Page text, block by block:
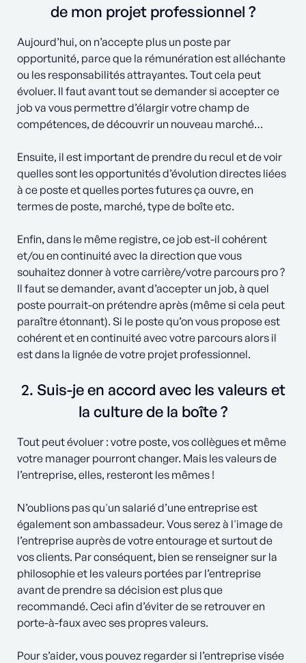
de mon projet professionnel ?
Aujourd’hui, on n’accepte plus un poste par
opportunité, parce que la rémunération est alléchante
ou les responsabilités attrayantes. Tout cela peut
évoluer. Il faut avant tout se demander si accepter ce
job va vous permettre d’élargir votre champ de
compétences, de découvrir un nouveau marché…
Ensuite, il est important de prendre du recul et de voir
quelles sont les opportunités d’évolution directes liées
à ce poste et quelles portes futures ça ouvre, en
termes de poste, marché, type de boîte etc.
Enfin, dans le même registre, ce job est-il cohérent
et/ou en continuité avec la direction que vous
souhaitez donner à votre carrière/votre parcours pro ?
Il faut se demander, avant d’accepter un job, à quel
poste pourrait-on prétendre après (même si cela peut
paraître étonnant). Si le poste qu’on vous propose est
cohérent et en continuité avec votre parcours alors il
est dans la lignée de votre projet professionnel.
2. Suis-je en accord avec les valeurs et
la culture de la boîte ?
Tout peut évoluer : votre poste, vos collègues et même
votre manager pourront changer. Mais les valeurs de
l’entreprise, elles, resteront les mêmes !
N’oublions pas qu'un salarié d’une entreprise est
également son ambassadeur. Vous serez à l'image de
l’entreprise auprès de votre entourage et surtout de
vos clients. Par conséquent, bien se renseigner sur la
philosophie et les valeurs portées par l’entreprise
avant de prendre sa décision est plus que
recommandé. Ceci afin d’éviter de se retrouver en
porte-à-faux avec ses propres valeurs.
Pour s’aider, vous pouvez regarder si l’entreprise visée